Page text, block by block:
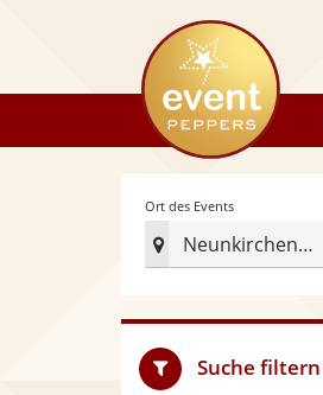
eventpeppers
Ort des Events
Neunkirchen Saar
Radius
Suche filtern